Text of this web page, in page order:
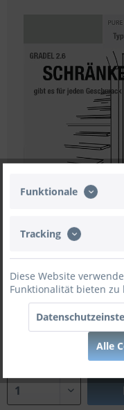
Farbe
Jetzt
Funktionale
Tracking
Diese Website
Funktionalität bieten zu
Alle